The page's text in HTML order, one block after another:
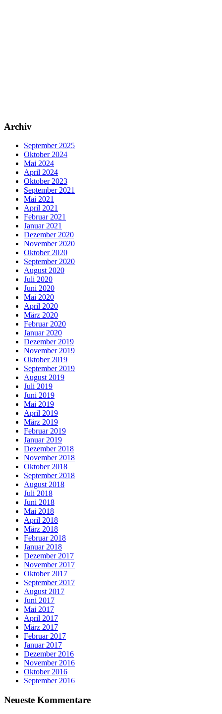
Archiv
September 2025
Oktober 2024
Mai 2024
April 2024
Oktober 2023
September 2021
Mai 2021
April 2021
Februar 2021
Januar 2021
Dezember 2020
November 2020
Oktober 2020
September 2020
August 2020
Juli 2020
Juni 2020
Mai 2020
April 2020
März 2020
Februar 2020
Januar 2020
Dezember 2019
November 2019
Oktober 2019
September 2019
August 2019
Juli 2019
Juni 2019
Mai 2019
April 2019
März 2019
Februar 2019
Januar 2019
Dezember 2018
November 2018
Oktober 2018
September 2018
August 2018
Juli 2018
Juni 2018
Mai 2018
April 2018
März 2018
Februar 2018
Januar 2018
Dezember 2017
November 2017
Oktober 2017
September 2017
August 2017
Juni 2017
Mai 2017
April 2017
März 2017
Februar 2017
Januar 2017
Dezember 2016
November 2016
Oktober 2016
September 2016
Neueste Kommentare